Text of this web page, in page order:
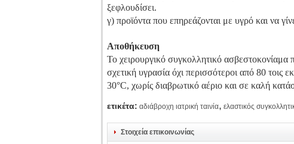
ξεφλουδίσει.
γ) προϊόντα που επηρεάζονται με υγρό και να
Αποθήκευση
Το χειρουργικό συγκολλητικό
σχετική υγρασία όχι περισσότεροι από 80 τοις
30°C, χωρίς διαβρωτικό αέριο και σε καλή
ετικέτα: αδιάβροχη ιατρική ταινία, ελαστικός
Στοιχεία επικοινωνίας